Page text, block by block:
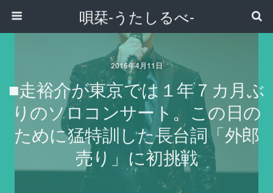
唄栞-うたしるべ-
2016年4月11日
■走裕介が東京では１年７カ月ぶ
りのソロコンサート。この日の
ために猛特訓した長台詞「外郎
売り」に初挑戦